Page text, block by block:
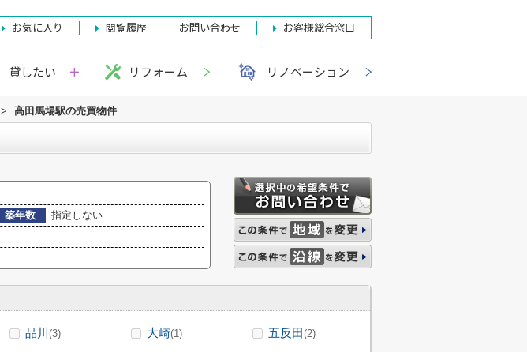
お気に入り 閲覧履歴 お問い合わせ お客様総合窓口
貸したい リフォーム リノベーション
> 高田馬場駅の売買物件
築年数
指定しない
品川 (3) 大崎(1) 五反田(2)